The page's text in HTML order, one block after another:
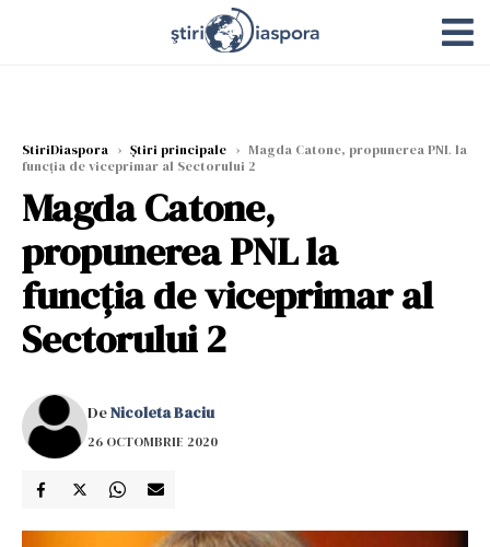
StiriDiaspora › Știri principale › Magda Catone, propunerea PNL la
funcția de viceprimar al Sectorului 2
Magda Catone,
propunerea PNL la
funcția de viceprimar al
Sectorului 2
DeNicoleta Baciu
26 OCTOMBRIE 2020